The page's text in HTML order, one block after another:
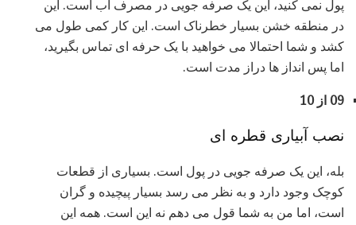
پول نمی کنید، این یک صرفه جویی در مصرف آب است. این
در منطقه خشن بسیار خطرناک است. این کار کمی طول می
کشد و شما احتمالا می خواهید با یک حرفه ای تماس بگیرید،
اما پس انداز ها دراز مدت است.
09 از 10
نصب آبیاری قطره ای
بله، این یک صرفه جویی در پول است. بسیاری از قطعات
کوچک وجود دارد و به نظر می رسد بسیار پیچیده و گران
است، اما من به شما قول می دهم نه این است. همه این